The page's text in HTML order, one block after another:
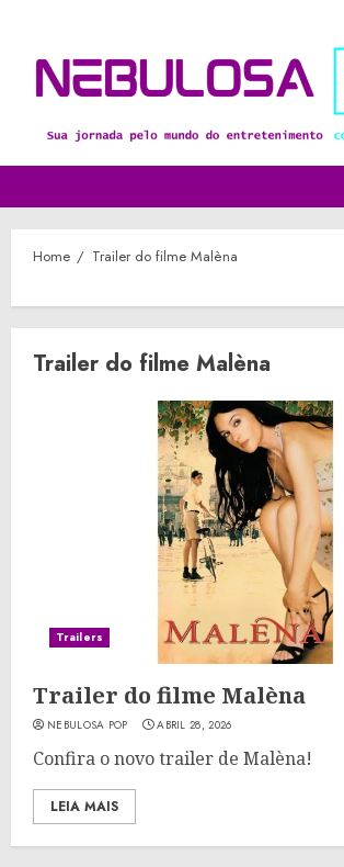
content
Home Trailer do filme Malèna
Trailer do filme Malèna
Trailers
Trailer do filme Malèna
NEBULOSA POP ABRIL 28, 2026
Confira o novo trailer de Malèna!
LEIA MAIS